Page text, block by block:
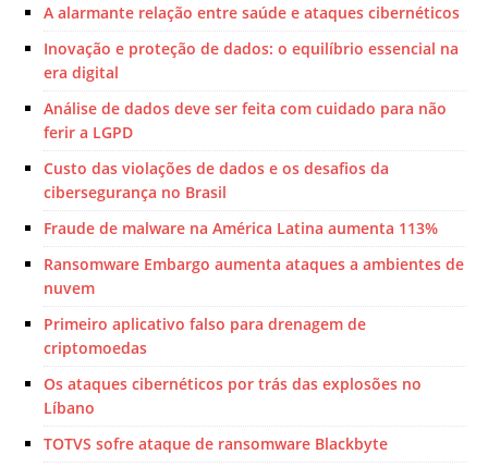
A alarmante relação entre saúde e ataques cibernéticos
Inovação e proteção de dados: o equilíbrio essencial na
era digital
Análise de dados deve ser feita com cuidado para não
ferir a LGPD
Custo das violações de dados e os desafios da
cibersegurança no Brasil
Fraude de malware na América Latina aumenta 113%
Ransomware Embargo aumenta ataques a ambientes de
nuvem
Primeiro aplicativo falso para drenagem de
criptomoedas
Os ataques cibernéticos por trás das explosões no
Líbano
TOTVS sofre ataque de ransomware Blackbyte